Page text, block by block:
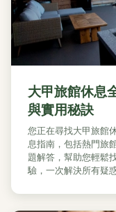
大甲旅館休息
與實用秘訣
您正在尋找大甲旅館
息指南，包括熱門旅
題解答，幫助您輕鬆
驗，一次解決所有疑惑